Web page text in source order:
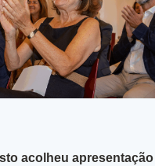
acolheu apresentação